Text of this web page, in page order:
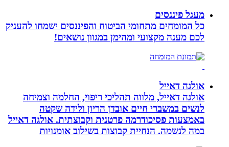
מעגל פיננסים
כל המומחים מתחומי הביטוח והפיננסים ישמחו להעניק
לכם מענה מקצועי ומהימן במגוון נושאים!
אולגה דאייל
אולגה דאייל, מלווה תהליכי ריפוי, החלמה וצמיחה
לנשים במשברי חיים אובדן הריון ולידה שקטה
באמצעות פסיכודרמה פרטנית וקבוצתית. אולגה דאייל
במה לנשמה. ‏הנחיית קבוצות בשילוב אומנויות‏